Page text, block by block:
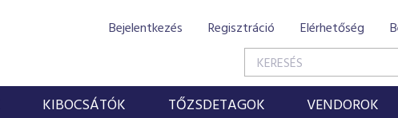
Bejelentkezés Regisztráció Elérhetőség
KIBOCSÁTÓK TŐZSDETAGOK VENDOROK